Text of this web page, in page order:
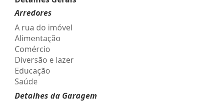
Arredores
A rua do imóvel
Alimentação
Comércio
Diversão e lazer
Educação
Saúde
Detalhes da Garagem